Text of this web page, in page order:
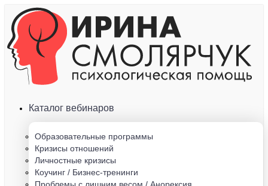
Каталог вебинаров
Образовательные программы
Кризисы отношений
Личностные кризисы
Коучинг / Бизнес-тренинги